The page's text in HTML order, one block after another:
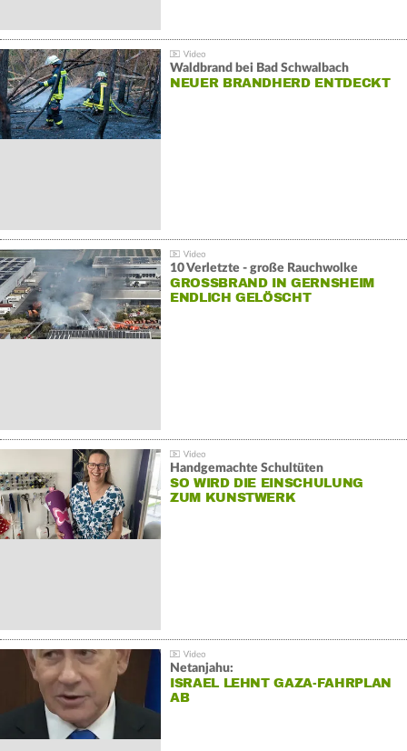
Waldbrand bei Bad Schwalbach
NEUER BRANDHERD ENTDECKT
10 Verletzte - große Rauchwolke
GROSSBRAND IN GERNSHEIM E
NDLICH GELÖSCHT
Handgemachte Schultüten
SO WIRD DIE EINSCHULUNG
ZUM KUNSTWERK
Netanjahu:
ISRAEL LEHNT GAZA-FAHRPLAN
AB